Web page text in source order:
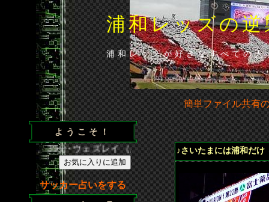
浦和レッズの
浦和レッズが好きなすべての
簡単ファイル共有
ようこそ！
、39分･ウェズレイ（広）、86分･山田（浦）◆山田の
サッカー占いをする
♪さいたまには浦和だけ